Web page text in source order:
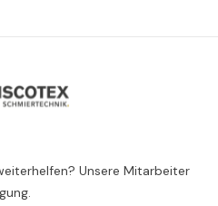
Unsere Mitarbeiter